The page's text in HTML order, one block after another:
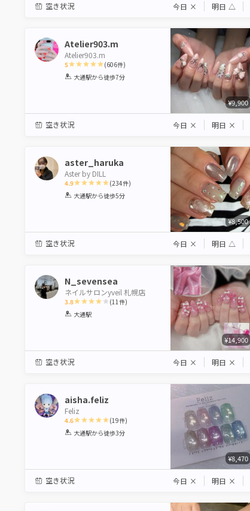
空き状況 今日 × 明日 △
Atelier903.m
Atelier903.m
5
1 2 3 4 5
(606件)
大通駅から徒歩7分
¥9,900
空き状況 今日 × 明日 ×
aster_haruka
Aster by DILL
4.9
1 2 3 4 5
(234件)
大通駅から徒歩5分
¥8,500
空き状況 今日 × 明日 △
N_sevensea
ネイルサロンyveil 札幌店
3.8
1 2 3
(11 件)
大通駅
¥14,900
空き状況 今日 × 明日 ×
aisha.feliz
Feliz
4.6
1 2 3 4 5
(19件)
大通駅から徒歩3分
¥8,470
空き状況 今日 × 明日 ×